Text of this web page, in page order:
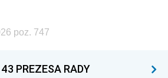
poz. 747
PREZESA RADY